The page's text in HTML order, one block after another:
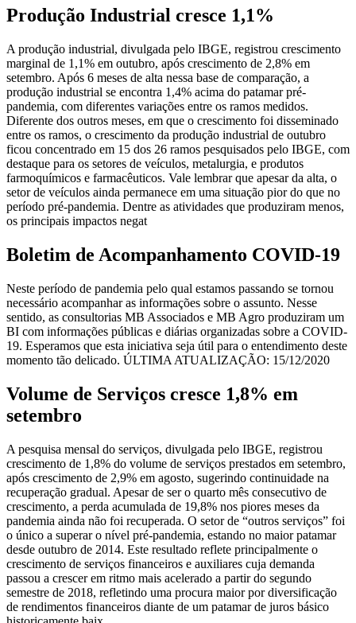
Produção Industrial cresce 1,1%
A produção industrial, divulgada pelo IBGE, registrou crescimento
marginal de 1,1% em outubro, após crescimento de 2,8% em
setembro. Após 6 meses de alta nessa base de comparação, a
produção industrial se encontra 1,4% acima do patamar pré-
pandemia, com diferentes variações entre os ramos medidos.
Diferente dos outros meses, em que o crescimento foi disseminado
entre os ramos, o crescimento da produção industrial de outubro
ficou concentrado em 15 dos 26 ramos pesquisados pelo IBGE, com
destaque para os setores de veículos, metalurgia, e produtos
farmoquímicos e farmacêuticos. Vale lembrar que apesar da alta, o
setor de veículos ainda permanece em uma situação pior do que no
período pré-pandemia. Dentre as atividades que produziram menos,
os principais impactos negat
Boletim de Acompanhamento COVID-19
Neste período de pandemia pelo qual estamos passando se tornou
necessário acompanhar as informações sobre o assunto. Nesse
sentido, as consultorias MB Associados e MB Agro produziram um
BI com informações públicas e diárias organizadas sobre a COVID-
19. Esperamos que esta iniciativa seja útil para o entendimento deste
momento tão delicado. ÚLTIMA ATUALIZAÇÃO: 15/12/2020
Volume de Serviços cresce 1,8% em
setembro
A pesquisa mensal do serviços, divulgada pelo IBGE, registrou
crescimento de 1,8% do volume de serviços prestados em setembro,
após crescimento de 2,9% em agosto, sugerindo continuidade na
recuperação gradual. Apesar de ser o quarto mês consecutivo de
crescimento, a perda acumulada de 19,8% nos piores meses da
pandemia ainda não foi recuperada. O setor de “outros serviços” foi
o único a superar o nível pré-pandemia, estando no maior patamar
desde outubro de 2014. Este resultado reflete principalmente o
crescimento de serviços financeiros e auxiliares cuja demanda
passou a crescer em ritmo mais acelerado a partir do segundo
semestre de 2018, refletindo uma procura maior por diversificação
de rendimentos financeiros diante de um patamar de juros básico